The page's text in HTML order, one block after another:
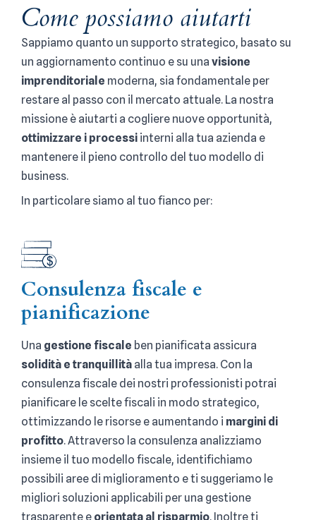
Come possiamo aiutarti
Sappiamo quanto un supporto strategico, basato su
un aggiornamento continuo e su una visione
imprenditoriale moderna, sia fondamentale per
restare al passo con il mercato attuale. La nostra
missione è aiutarti a cogliere nuove opportunità,
ottimizzare i processi interni alla tua azienda e
mantenere il pieno controllo del tuo modello di
business.
In particolare siamo al tuo fianco per:
Consulenza fiscale e
pianificazione
Una gestione fiscale ben pianificata assicura
solidità e tranquillità alla tua impresa. Con la
consulenza fiscale dei nostri professionisti potrai
pianificare le scelte fiscali in modo strategico,
ottimizzando le risorse e aumentando i margini di
profitto. Attraverso la consulenza analizziamo
insieme il tuo modello fiscale, identifichiamo
possibili aree di miglioramento e ti suggeriamo le
migliori soluzioni applicabili per una gestione
trasparente e orientata al risparmio. Inoltre ti